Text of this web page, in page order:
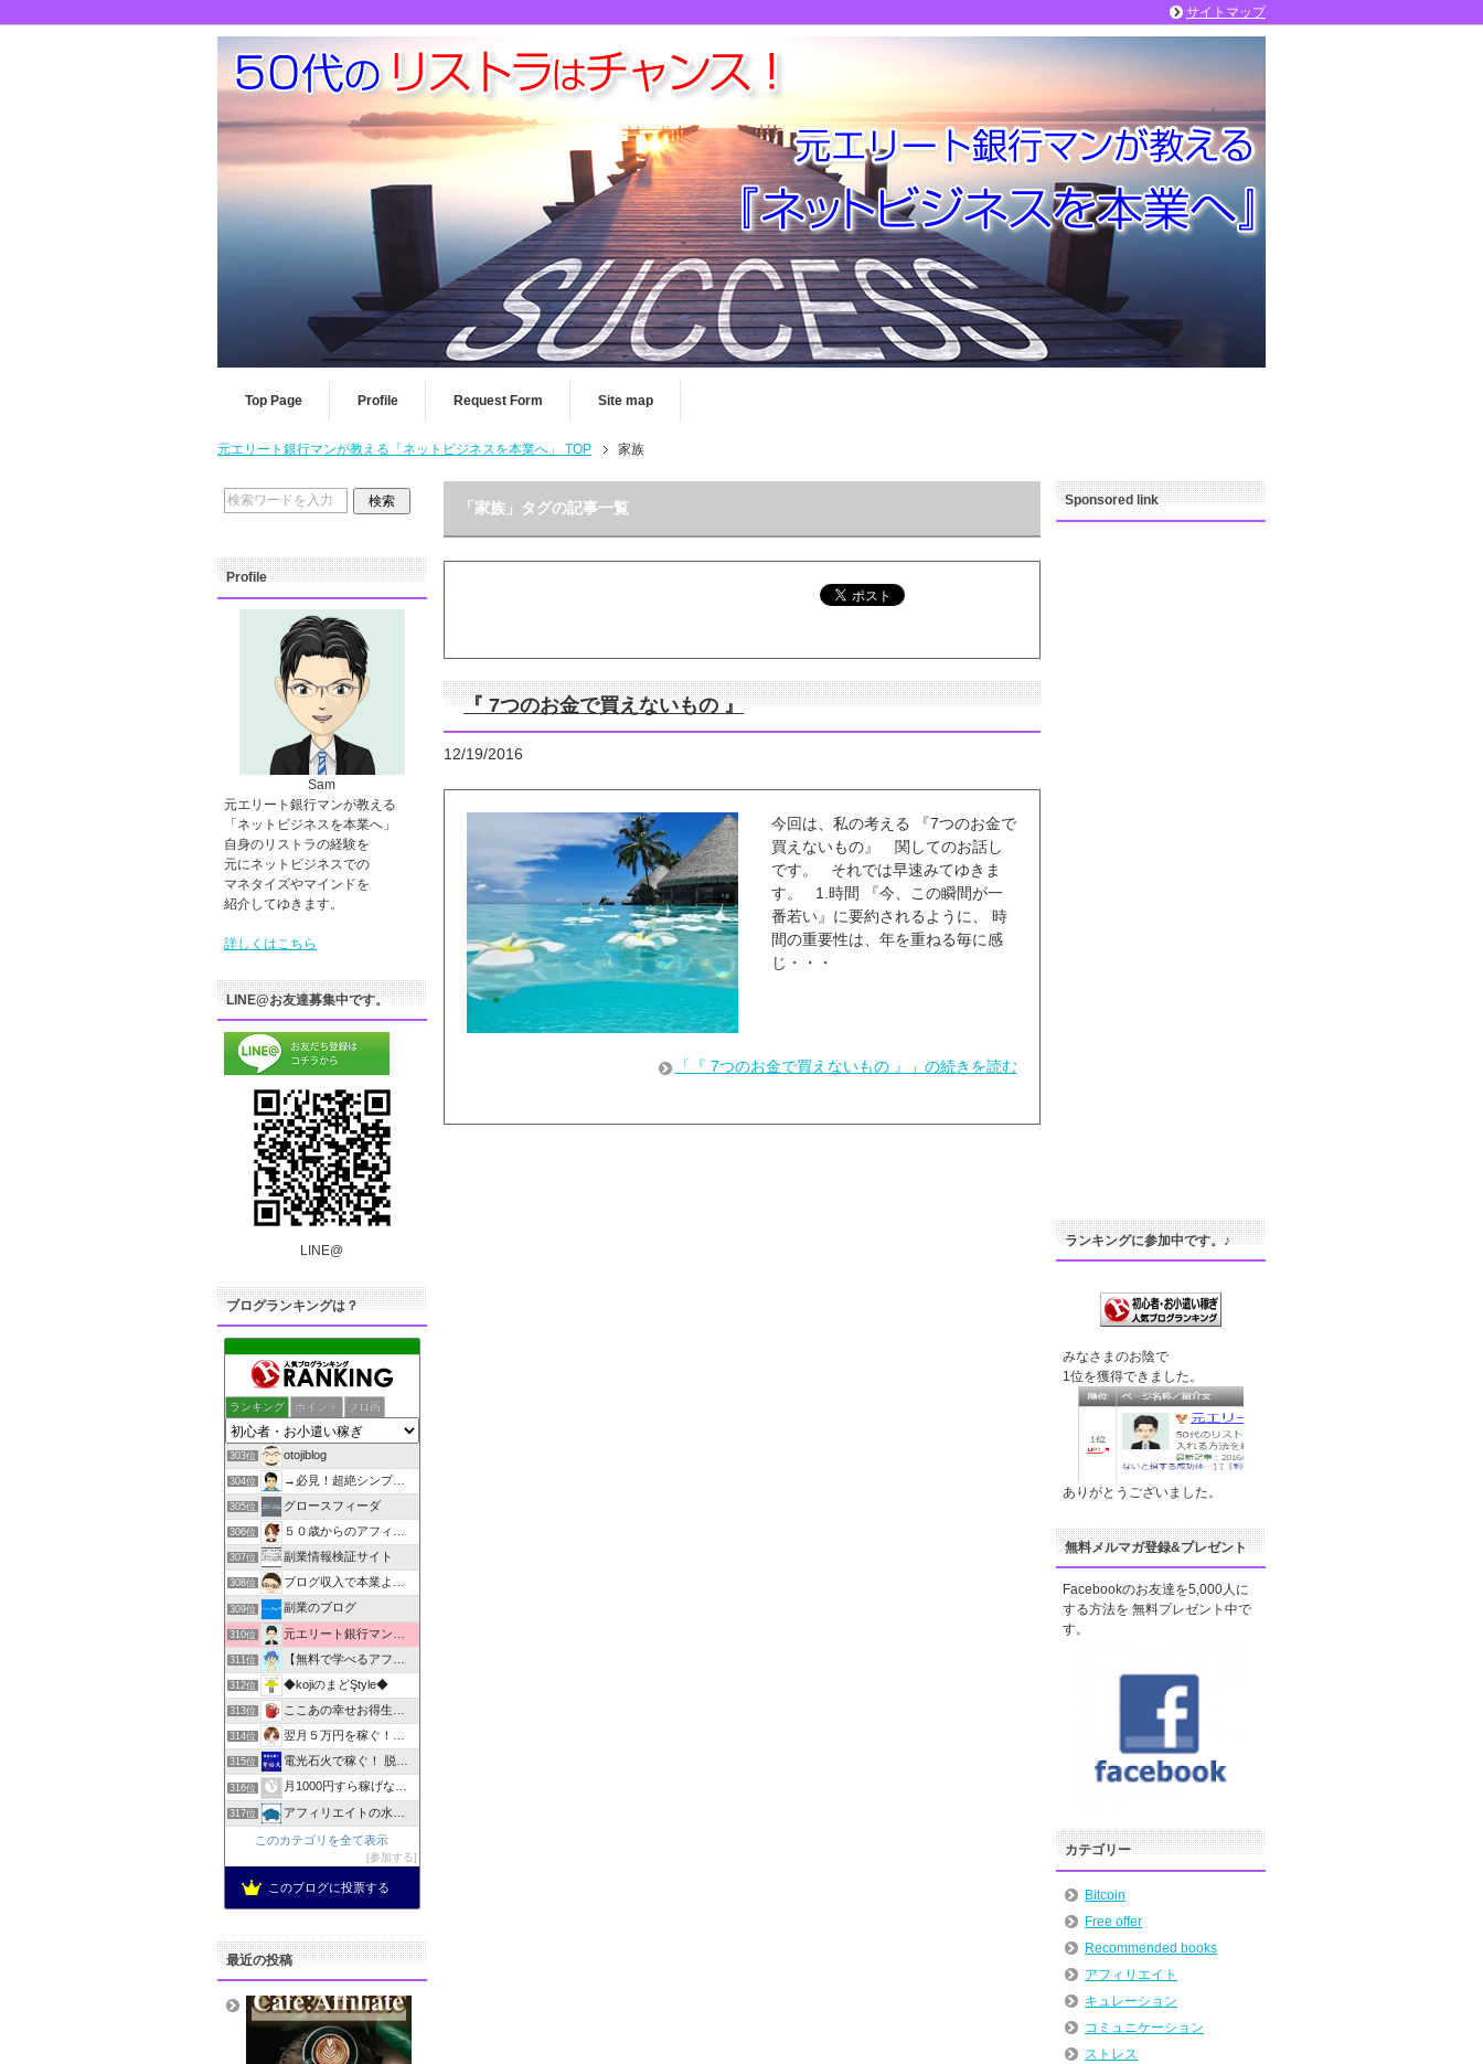
Top Page Profile Request Form Site map
元エリート銀行マンが教える「ネットビジネスを本業へ」 TOP 家族
「家族」タグの記事一覧
『 7つのお金で買えないもの 』
12/19/2016
今回は、私の考える 『7つのお金で
買えないもの』 関してのお話し
です。 それでは早速みてゆきま
す。 1.時間 『今、この瞬間が一
番若い』に要約されるように、 時
間の重要性は、年を重ねる毎に感
じ・・・
「『 7つのお金で買えないもの 』」の続きを読む
Profile
Sam
元エリート銀行マンが教える
「ネットビジネスを本業へ」
自身のリストラの経験を
元にネットビジネスでの
マネタイズやマインドを
紹介してゆきます。
詳しくはこちら
LINE@お友達募集中です。
LINE@
ブログランキングは？
ランキング ポイント ブロ画
303位 otojiblog
304位 →必見！超絶シンプル 自宅で副業
305位 グロースフィーダ
306位 ５０歳からのアフィリエイト
307位 副業情報検証サイト
308位 ブログ収入で本業より稼ぐ方法を教えます！！
309位 副業のブログ
310位 元エリート銀行マンが教える「ネットビジネスを本業へ」
311位 【無料で学べるアフィリエイト塾】夢RICH（夢リッチ）
312位 ◆kojiのまどŞtyle◆
313位 ここあの幸せお得生活ブログ
314位 翌月５万円を稼ぐ！おこづかいせどり
315位 電光石火で稼ぐ！ 脱初心者！韋駄天の評価と評判、実績公開
316位 月1000円すら稼げなかった男のネットビジネス成功談
317位 アフィリエイトの水先案内
このカテゴリを全て表示
参加する
このブログに投票する
最近の投稿
Sponsored link
ランキングに参加中です。♪
みなさまのお陰で
1位を獲得できました。
ありがとうございました。
無料メルマガ登録&プレゼント
Facebookのお友達を5,000人に
する方法を 無料プレゼント中で
す。
カテゴリー
Bitcoin
Free offer
Recommended books
アフィリエイト
キュレーション
コミュニケーション
ストレス
サイトマップ